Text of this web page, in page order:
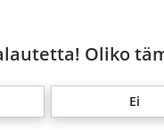
Oliko
Ei